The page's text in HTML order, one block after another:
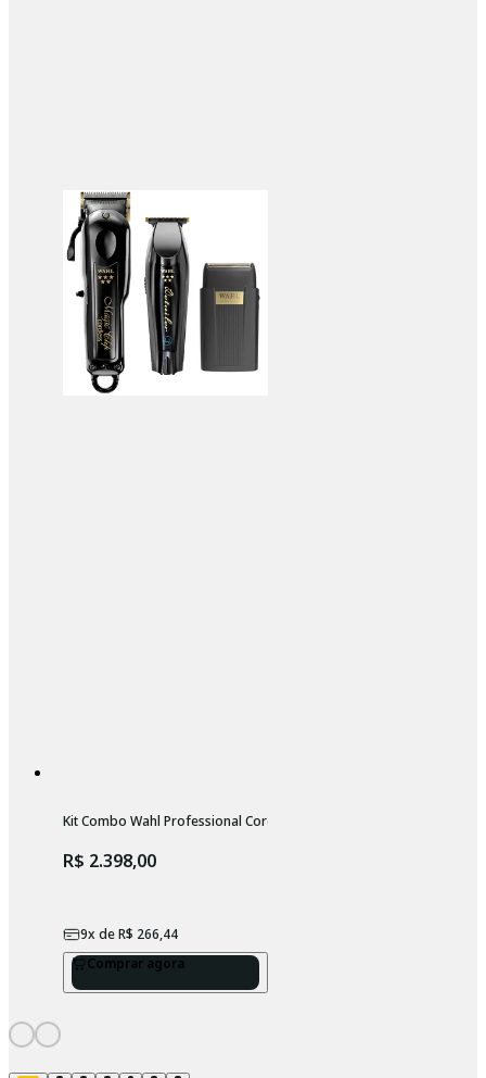
Kit Combo Wahl Professional Cordless: Barber Combo + Power
R$ 2.398,00
9x deR$ 266,44
Comprar agora